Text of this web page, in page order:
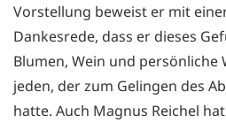
Vorstellung beweist er mit
Dankesrede, dass er dieses
Blumen, Wein und
jeden, der zum Gelingen des
hatte. Auch Magnus Reichel